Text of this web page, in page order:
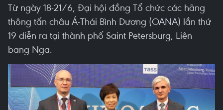
Từ ngày 18-21/6, Đại hội đồng Tổ chức các hãng
thông tấn châu Á-Thái Bình Dương (OANA) lần thứ
19 diễn ra tại thành phố Saint Petersburg, Liên
bang Nga.